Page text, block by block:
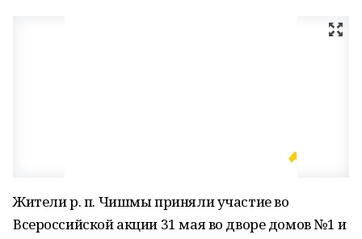
Жители р. п. Чишмы приняли участие во
Всероссийской акции 31 мая во дворе домов №1 и